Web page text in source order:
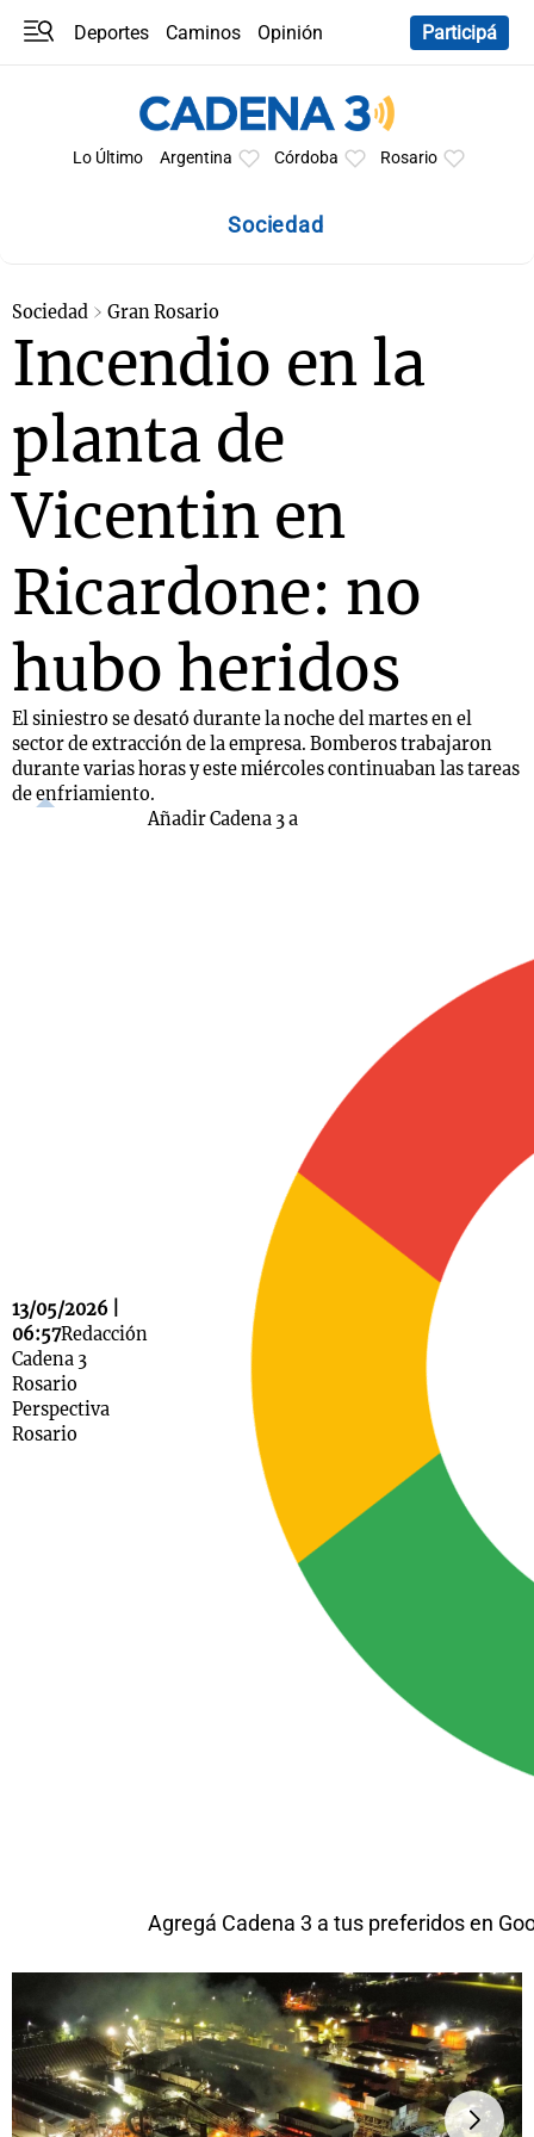
Deportes Caminos
Opinión
Participá
Lo Último Argentina Córdoba Rosario
Sociedad
Sociedad Gran Rosario
Incendio en la
planta de
Vicentin en
Ricardone: no
hubo heridos
El siniestro se desató durante la noche del martes en el
sector de extracción de la empresa. Bomberos trabajaron
durante varias horas y este miércoles continuaban las tareas
de enfriamiento.
13/05/2026 |
06:57Redacción
Cadena 3
Rosario
Perspectiva
Rosario
Añadir Cadena 3 a
Agregá Cadena 3 a tus preferidos en
La Sole en
Cadena 3